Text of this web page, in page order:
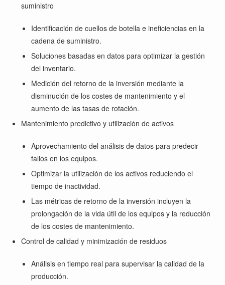
suministro
Identificación de cuellos de botella e ineficiencias en la
cadena de suministro.
Soluciones basadas en datos para optimizar la gestión
del inventario.
Medición del retorno de la inversión mediante la
disminución de los costes de mantenimiento y el
aumento de las tasas de rotación.
Mantenimiento predictivo y utilización de activos
Aprovechamiento del análisis de datos para predecir
fallos en los equipos.
Optimizar la utilización de los activos reduciendo el
tiempo de inactividad.
Las métricas de retorno de la inversión incluyen la
prolongación de la vida útil de los equipos y la reducción
de los costes de mantenimiento.
Control de calidad y minimización de residuos
Análisis en tiempo real para supervisar la calidad de la
producción.